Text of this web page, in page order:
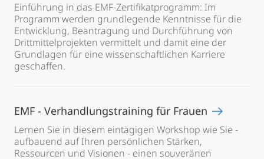
Einführung in das EMF-Zertifikatprogramm: Im
Programm werden grundlegende Kenntnisse für die
Entwicklung, Beantragung und Durchführung von
Drittmittelprojekten vermittelt und damit eine der
Grundlagen für eine wissenschaftlichen Karriere
geschaffen.
EMF - Verhandlungstraining für Frauen
Lernen Sie in diesem eintägigen Workshop wie Sie -
aufbauend auf Ihren persönlichen Stärken,
Ressourcen und Visionen - einen souveränen